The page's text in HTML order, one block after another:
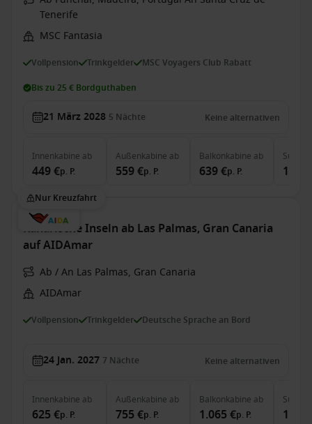
Tenerife
MSC Fantasia
Vollpension Trinkgelder MSC Voyagers Club Rabatt
Bis zu 25 € Bordguthaben
21 März 2028 5 Nächte Keine alternativen
Innenkabine ab
449 €p. P.
Außenkabine ab
559 €p. P.
Balkonkabine ab
639 €p. P.
Suite
Nur Kreuzfahrt
Kanarische Inseln ab Las Palmas, Gran Canaria
auf AIDAmar
Ab / An Las Palmas, Gran Canaria
AIDAmar
Vollpension Trinkgelder Deutsche Sprache an Bord
24 Jan. 2027 7 Nächte Keine alternativen
Innenkabine ab
625 €p. P.
Außenkabine ab
755 €p. P.
Balkonkabine ab
1.065 €p. P.
Suite